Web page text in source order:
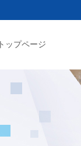
トップページ